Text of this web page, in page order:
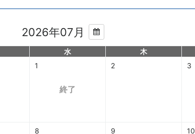
2026年07月
水 木
1
終了
2 3
8 9 10